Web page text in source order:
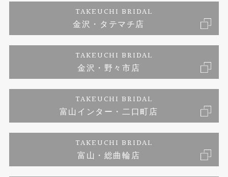
婚約ネックレス
ダイヤモンド
ジュエリーリフォーム
プロポーズサポート
ブランドリスト
福井指輪工房｜手作りペアリング
福井指輪工房｜手作り結婚指輪 and 婚約指輪
福井工房｜手作り婚約指輪プロポーズプラン
お客様の声
プライバシーポリシー
TAKEUCHI BRIDAL
金沢・タテマチ店
TAKEUCHI BRIDAL
金沢・野々市店
TAKEUCHI BRIDAL
富山インター・二口町店
TAKEUCHI BRIDAL
富山・総曲輪店